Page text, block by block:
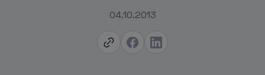
04.10.2013